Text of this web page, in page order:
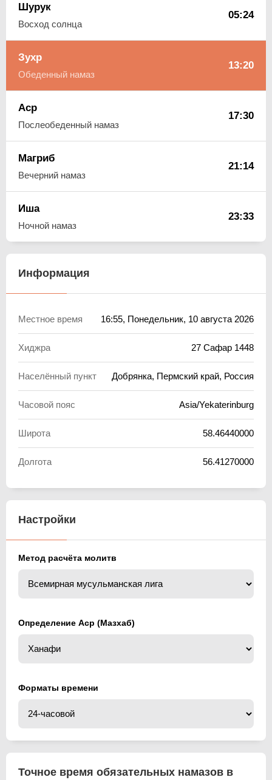
Шурук
Восход солнца
05:24
Зухр
Обеденный намаз
13:20
Аср
Послеобеденный намаз
17:30
Магриб
Вечерний намаз
21:14
Иша
Ночной намаз
23:33
Информация
Местное время 16:55, Понедельник, 10 августа 2026
Хиджра 27 Сафар 1448
Населённый пункт Добрянка, Пермский край, Россия
Часовой пояс Asia/Yekaterinburg
Широта 58.46440000
Долгота 56.41270000
Настройки
Метод расчёта молитв
Определение Аср (Мазхаб)
Форматы времени
Точное время обязательных намазов в